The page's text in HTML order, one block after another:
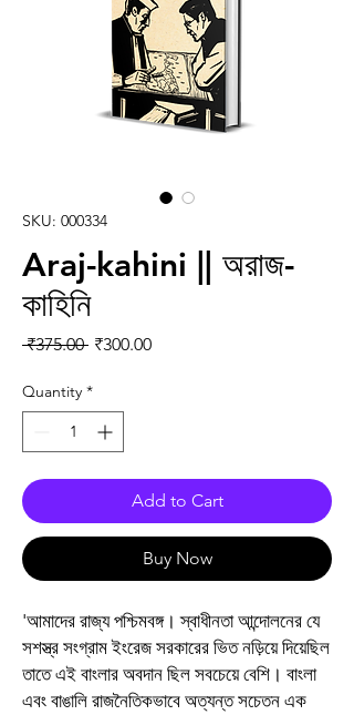
SKU: 000334
Araj-kahini || অরাজ-
কাহিনি
₹375.00 Regular Price
₹300.00Sale Price
Quantity *
Add to Cart
Buy Now
'আমাদের রাজ্য পশ্চিমবঙ্গ। স্বাধীনতা আন্দোলনের যে
সশস্ত্র সংগ্রাম ইংরেজ সরকারের ভিত নড়িয়ে দিয়েছিল
তাতে এই বাংলার অবদান ছিল সবচেয়ে বেশি। বাংলা
এবং বাঙালি রাজনৈতিকভাবে অত্যন্ত সচেতন এক